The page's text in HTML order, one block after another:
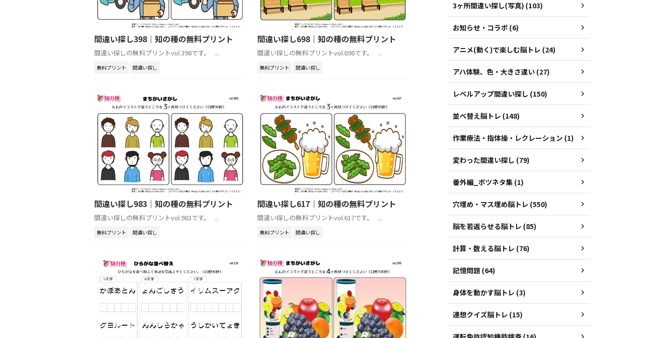
間違い探し398｜知の種の無料プリント
間違い探しの無料プリントvol.398です。 ...
無料プリント 間違い探し
間違い探し698｜知の種の無料プリント
間違い探しの無料プリントvol.698です。 ...
無料プリント 間違い探し
間違い探し983｜知の種の無料プリント
間違い探しの無料プリントvol.983です。 ...
無料プリント 間違い探し
間違い探し617｜知の種の無料プリント
間違い探しの無料プリントvol.617です。 ...
無料プリント 間違い探し
3ヶ所間違い探し(写真) (103)
お知らせ・コラボ (6)
アニメ(動く)で楽しむ脳トレ (24)
アハ体験、色・大きさ違い (27)
レベルアップ間違い探し (150)
並べ替え脳トレ (148)
作業療法・指体操・レクレーション (1)
変わった間違い探し (79)
番外編_ボツネタ集 (1)
穴埋め・マス埋め脳トレ (550)
脳を若返らせる脳トレ (85)
計算・数える脳トレ (76)
記憶問題 (64)
身体を動かす脳トレ (3)
連想クイズ脳トレ (15)